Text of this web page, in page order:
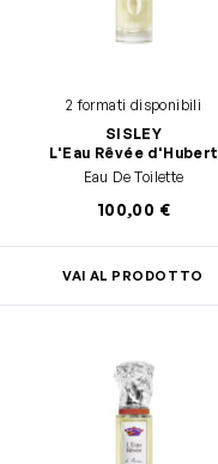
2 formati disponibili
SISLEY
L'Eau Rêvée d'Hubert
Eau De Toilette
100,00 €
VAI AL PRODOTTO